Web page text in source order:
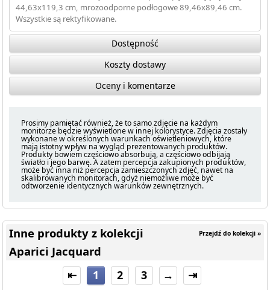
44,63x119,3 cm, mrozoodporne podłogowe 89,46x89,46 cm.
Wszystkie są rektyfikowane.
Dostępność
Koszty dostawy
Oceny i komentarze
Prosimy pamiętać również, że to samo zdjęcie na każdym
monitorze będzie wyświetlone w innej kolorystyce. Zdjęcia zostały
wykonane w określonych warunkach oświetleniowych, które
mają istotny wpływ na wygląd prezentowanych produktów.
Produkty bowiem częściowo absorbują, a częściowo odbijają
światło i jego barwę. A zatem percepcja zakupionych produktów,
może być inna niż percepcja zamieszczonych zdjęć, nawet na
skalibrowanych monitorach, gdyż niemożliwe może być
odtworzenie identycznych warunków zewnętrznych.
Przejdź do kolekcji »
Inne produkty z kolekcji
Aparici Jacquard
⇤ 1 2 3 → ⇥